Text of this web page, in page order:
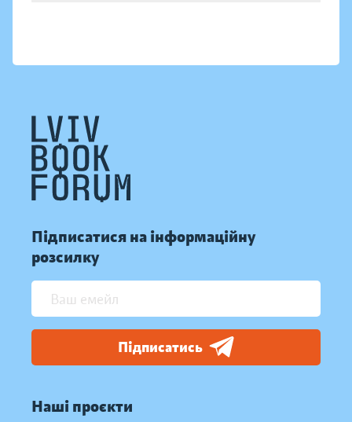
Підписатися на інформаційну
розсилку
Підписатись
Наші проєкти